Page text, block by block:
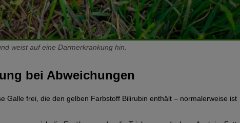
weist auf eine Darmerkrankung hin.
bei Abweichungen
Galle frei, die den gelben Farbstoff Bilirubin enthält – normalerweise ist